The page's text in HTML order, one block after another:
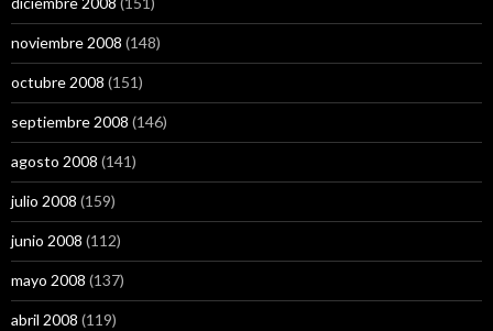
noviembre 2008 (148)
octubre 2008 (151)
septiembre 2008 (146)
agosto 2008 (141)
julio 2008 (159)
junio 2008 (112)
mayo 2008 (137)
abril 2008 (119)